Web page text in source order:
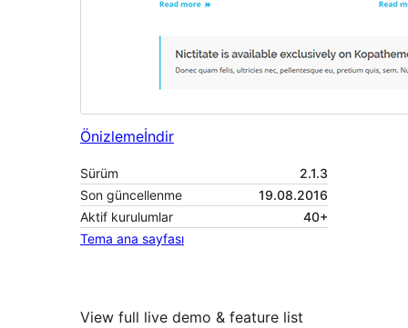
Önizlemeİndir
Sürüm
2.1.3
Son güncellenme
19.08.2016
Aktif kurulumlar
40+
Tema ana sayfası
View full live demo & feature list